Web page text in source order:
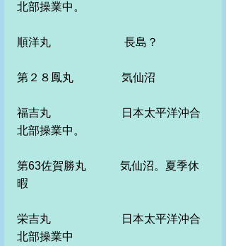
北部操業中。
順洋丸　　　　　 　 長島？
第２８鳳丸　　　　 気仙沼
福吉丸　　　　　　 日本太平洋沖合
北部操業中。
第63佐賀勝丸　　　気仙沼。夏季休
暇
栄吉丸　　　　　　 日本太平洋沖合
北部操業中